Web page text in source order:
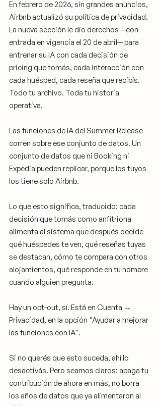
En febrero de 2026, sin grandes anuncios,
Airbnb actualizó su política de privacidad.
La nueva sección le dio derechos —con
entrada en vigencia el 20 de abril— para
entrenar su IA con cada decisión de
pricing que tomás, cada interacción con
cada huésped, cada reseña que recibís.
Todo tu archivo. Toda tu historia
operativa.
Las funciones de IA del Summer Release
corren sobre ese conjunto de datos. Un
conjunto de datos que ni Booking ni
Expedia pueden replicar, porque los tuyos
los tiene solo Airbnb.
Lo que esto significa, traducido: cada
decisión que tomás como anfitriona
alimenta al sistema que después decide
qué huéspedes te ven, qué reseñas tuyas
se destacan, cómo te compara con otros
alojamientos, qué responde en tu nombre
cuando alguien pregunta.
Hay un opt-out, sí. Está en Cuenta →
Privacidad, en la opción "Ayudar a mejorar
las funciones con IA".
Si no querés que esto suceda, ahí lo
desactivás. Pero seamos claros: apaga tu
contribución de ahora en más, no borra
los años de datos que ya alimentaron al